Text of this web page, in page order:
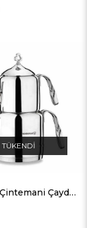
TÜKENDI
Korkmaz Çintemani Çaydanlık Takımı A211